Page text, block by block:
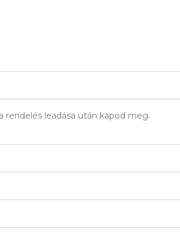
rendelés leadása után kapod meg.